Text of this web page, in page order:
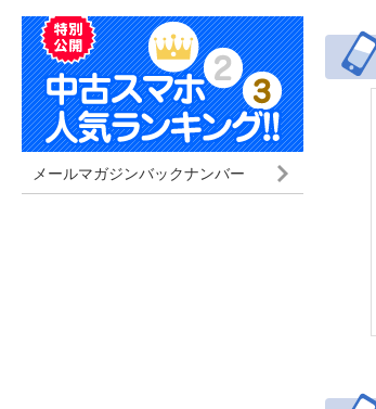
メールマガジンバックナンバー